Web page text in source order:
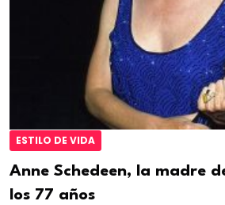
ESTILO DE VIDA
Anne Schedeen, la madre
los 77 años